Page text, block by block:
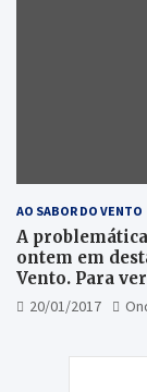
AO SABOR DO VENTO
A
ontem em
Vento. Para
20/01/2017